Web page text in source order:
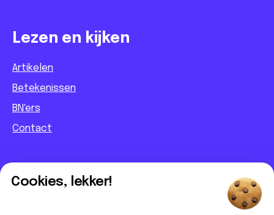
Lezen en kijken
Artikelen
Betekenissen
BN'ers
Contact
Informatief
Cookies, lekker!